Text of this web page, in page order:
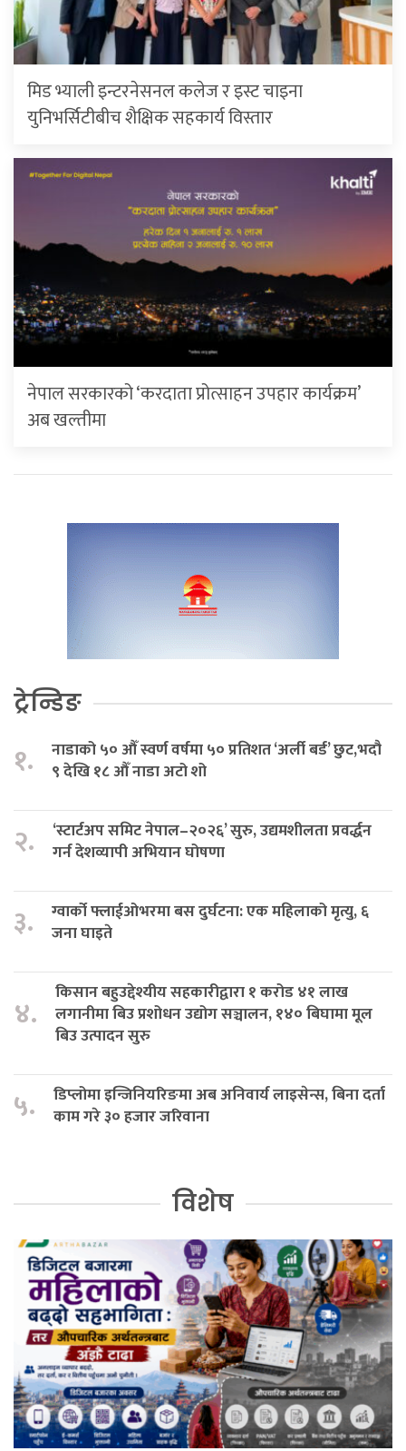
मिड भ्याली इन्टरनेसनल कलेज र इस्ट चाइना
युनिभर्सिटीबीच शैक्षिक सहकार्य विस्तार
नेपाल सरकारको ‘करदाता प्रोत्साहन उपहार कार्यक्रम’
अब खल्तीमा
ट्रेन्डिङ
१.
नाडाको ५० औँ स्वर्ण वर्षमा ५० प्रतिशत ‘अर्ली बर्ड’ छुट,भदौ
९ देखि १८ औँ नाडा अटो शो
२.
‘स्टार्टअप समिट नेपाल–२०२६’ सुरु, उद्यमशीलता प्रवर्द्धन
गर्न देशव्यापी अभियान घोषणा
३.
ग्वार्को फ्लाईओभरमा बस दुर्घटना: एक महिलाको मृत्यु, ६
जना घाइते
४.
किसान बहुउद्देश्यीय सहकारीद्वारा १ करोड ४१ लाख
लगानीमा बिउ प्रशोधन उद्योग सञ्चालन, १४० बिघामा मूल
बिउ उत्पादन सुरु
५.
डिप्लोमा इन्जिनियरिङमा अब अनिवार्य लाइसेन्स, बिना दर्ता
काम गरे ३० हजार जरिवाना
विशेष